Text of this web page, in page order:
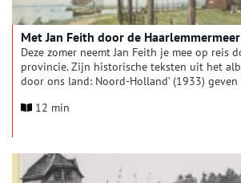
Met Jan Feith door de
Deze zomer neemt Jan Feith je mee op reis
provincie. Zijn historische teksten uit het
door ons land: Noord-Holland’ (1933)
week: ‘De Haarlemmermeer als typisch
12 min